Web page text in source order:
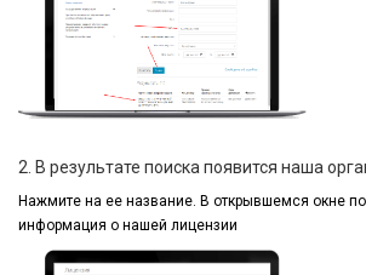
2. В результате поиска появится наша
Нажмите на ее название. В открывшемся окне
информация о нашей лицензии